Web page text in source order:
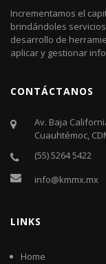
Incrementamos el
brindándoles
desarrollo de
aplicar y gestionar
CONTÁCTANOS
Av. Baja
Cuauhtémoc,
(55) 5264 5422
info@kmmx.mx
LINKS
Home